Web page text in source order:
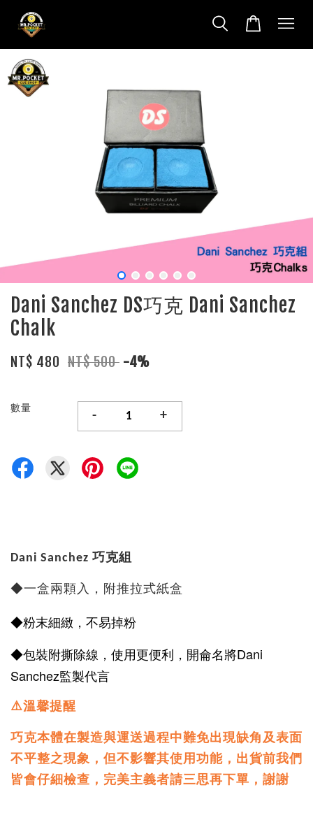
Dani Sanchez DS巧克 Dani Sanchez
Chalk
NT$ 480 NT$ 500 -4%
數量
- +
Dani Sanchez 巧克組
◆一盒兩顆入，附推拉式紙盒
◆粉末細緻，不易掉粉
◆包裝附撕除線，使用更便利，開侖名將Dani
Sanchez監製代言
⚠️溫馨提醒
巧克本體在製造與運送過程中難免出現缺角及表面
不平整之現象，但不影響其使用功能， 出貨前我們
皆會仔細檢查，完美主義者請三思再下單，謝謝